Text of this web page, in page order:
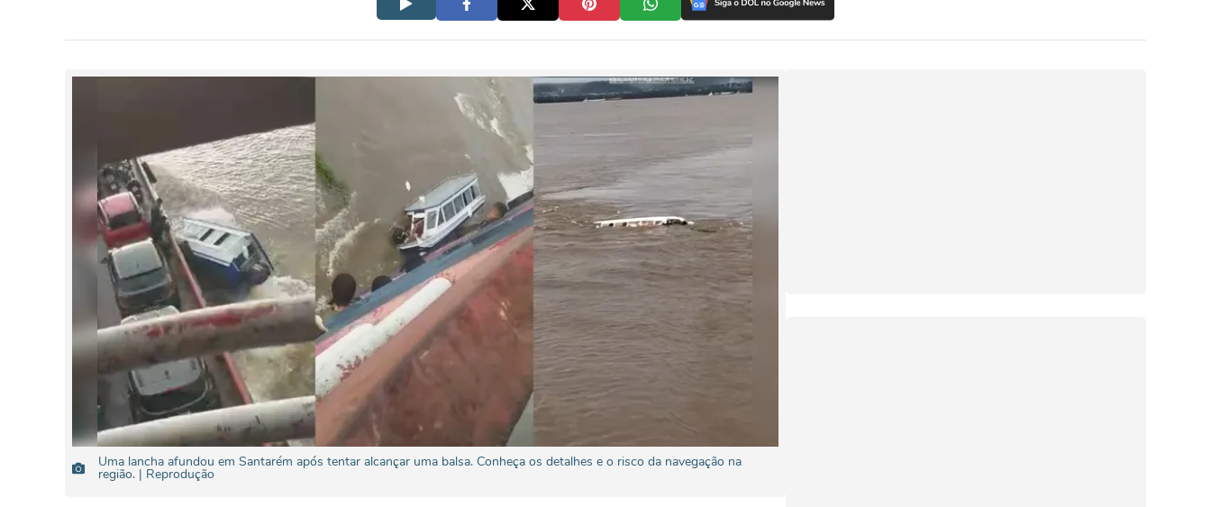
Uma lancha afundou em Santarém após tentar alcançar uma balsa. Conheça os detalhes e o risco da navegação na
região. | Reprodução